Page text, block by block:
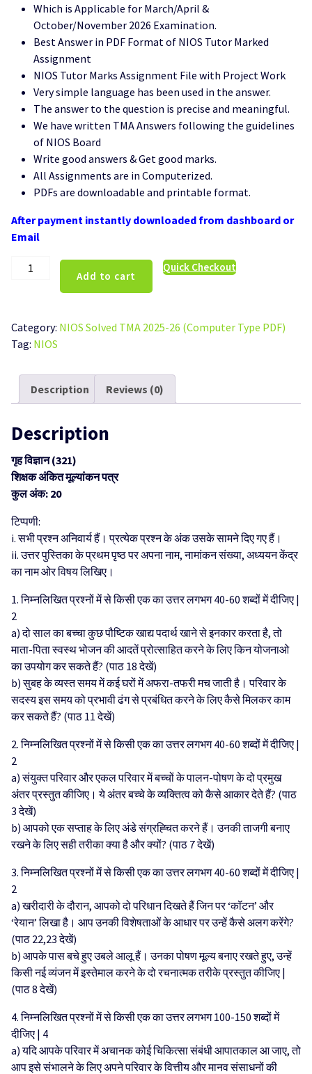
Which is Applicable for March/April &
October/November 2026 Examination.
Best Answer in PDF Format of NIOS Tutor Marked
Assignment
NIOS Tutor Marks Assignment File with Project Work
Very simple language has been used in the answer.
The answer to the question is precise and meaningful.
We have written TMA Answers following the guidelines
of NIOS Board
Write good answers & Get good marks.
All Assignments are in Computerized.
PDFs are downloadable and printable format.
After payment instantly downloaded from dashboard or
Email
NIOS
Solved
TMA
Medium
2025-
quantity
Add to cart
Quick Checkout
Category: NIOS Solved TMA 2025-26 (Computer Type PDF)
Tag: NIOS
Description Reviews (0)
Description
गृह विज्ञान (321)
शिक्षक अंकित मूल्यांकन पत्र
कुल अंक: 20
टिप्पणी:
i. सभी प्रश्न अनिवार्य हैं। प्रत्येक प्रश्न के अंक उसके सामने दिए गए हैं।
ii. उत्तर पुस्तिका के प्रथम पृष्ठ पर अपना नाम, नामांकन संख्या, अध्ययन केंद्र
का नाम ओर विषय लिखिए।
1. निम्नलिखित प्रश्नों में से किसी एक का उत्तर लगभग 40-60 शब्दों में दीजिए |
2
a) दो साल का बच्चा कुछ पौष्टिक खाद्य पदार्थ खाने से इनकार करता है, तो
माता-पिता स्वस्थ भोजन की आदतें प्रोत्साहित करने के लिए किन योजनाओ
का उपयोग कर सकते हैं? (पाठ 18 देखें)
b) सुबह के व्यस्त समय में कई घरों में अफरा-तफरी मच जाती है। परिवार के
सदस्य इस समय को प्रभावी ढंग से प्रबंधित करने के लिए कैसे मिलकर काम
कर सकते हैं? (पाठ 11 देखें)
2. निम्नलिखित प्रश्नों में से किसी एक का उत्तर लगभग 40-60 शब्दों में दीजिए |
2
a) संयुक्त परिवार और एकल परिवार में बच्चों के पालन-पोषण के दो प्रमुख
अंतर प्रस्तुत कीजिए। ये अंतर बच्चे के व्यक्तित्व को कैसे आकार देते हैं? (पाठ
3 देखें)
b) आपको एक सप्ताह के लिए अंडे संग्रह्चित करने हैं। उनकी ताजगी बनाए
रखने के लिए सही तरीका क्या है और क्‍यों? (पाठ 7 देखें)
3. निम्नलिखित प्रश्नों में से किसी एक का उत्तर लगभग 40-60 शब्दों में दीजिए |
2
a) खरीदारी के दौरान, आपको दो परिधान दिखते हैं जिन पर ‘कॉटन’ और
‘रेयान’ लिखा है। आप उनकी विशेषताओं के आधार पर उन्हें कैसे अलग करेंगे?
(पाठ 22,23 देखें)
b) आपके पास बचे हुए उबले आलू हैं। उनका पोषण मूल्य बनाए रखते हुए, उन्हें
किसी नई व्यंजन में इस्तेमाल करने के दो रचनात्मक तरीके प्रस्तुत कीजिए |
(पाठ 8 देखें)
4. निम्नलिखित प्रश्नों में से किसी एक का उत्तर लगभग 100-150 शब्दों में
दीजिए | 4
a) यदि आपके परिवार में अचानक कोई चिकित्सा संबंधी आपातकाल आ जाए, तो
आप इसे संभालने के लिए अपने परिवार के वित्तीय और मानव संसाधनों की